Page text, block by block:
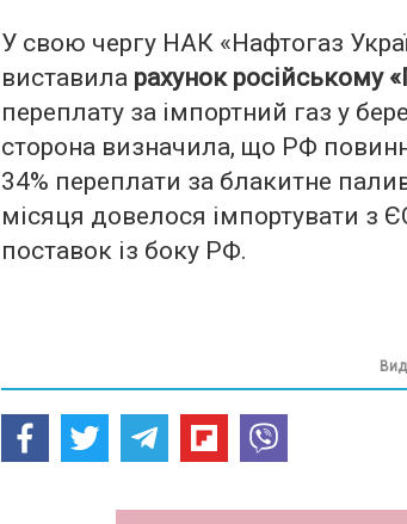
У свою чергу НАК «Нафтогаз
виставила рахунок російському
переплату за імпортний газ у
сторона визначила, що РФ
34% переплати за блакитне
місяця довелося імпортувати з
поставок із боку РФ.